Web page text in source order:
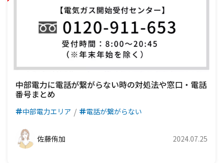
中部電力に電話が繋がらない時の対処法や窓口・電話
番号まとめ
中部電力エリア 電話が繋がらない
佐藤侑加 2024.07.25